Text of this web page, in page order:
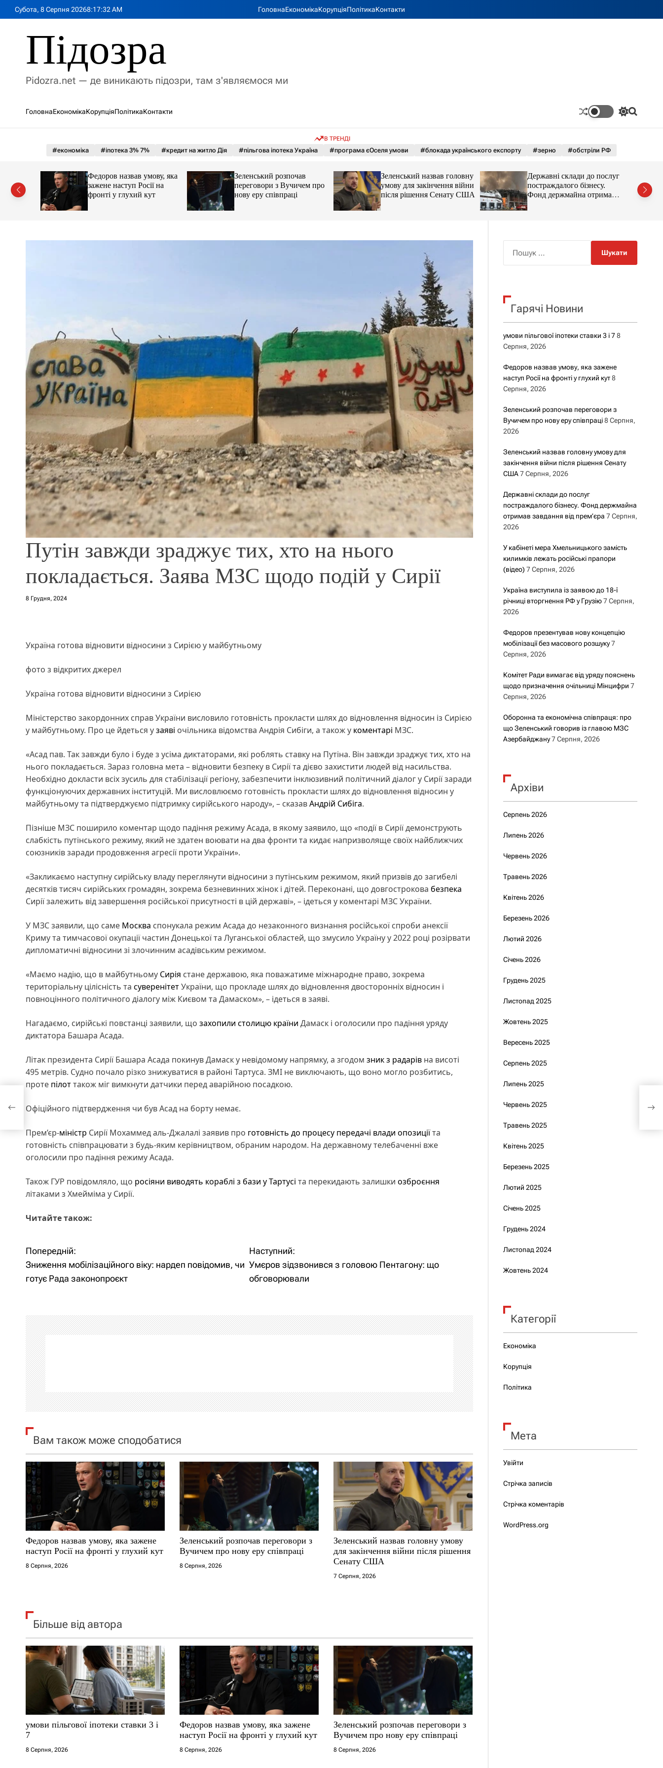
Субота, 8 Серпня 20268:17:33 AM ГоловнаЕкономікаКорупціяПолітикаКонтакти
Підозра
Pidozra.net — де виникають підозри, там з'являємося ми
ГоловнаЕкономікаКорупціяПолітикаКонтакти
П
м
а
о
о
в
о
г
у
П
В ТРЕНДІ
#економіка #іпотека 3% 7% #кредит на житло Дія #пільгова іпотека Україна #програма єОселя умови #блокада українського експорту #зерно #обстріли РФ
Федоров назвав умову, яка
зажене наступ Росії на
фронті у глухий кут
Зеленський розпочав
переговори з Вучичем про
нову еру співпраці
Зеленський назвав головну
умову для закінчення війни
після рішення Сенату США
Державні склади до послуг
постраждалого бізнесу.
Фонд держмайна отримав
завдання від прем’єра
Путін завжди зраджує тих, хто на нього
покладається. Заява МЗС щодо подій у Сирії
8 Грудня, 2024
Україна готова відновити відносини з Сирією у майбутньому
фото з відкритих джерел
Україна готова відновити відносини з Сирією
Міністерство закордонних справ України висловило готовність прокласти шлях до відновлення відносин із Сирією
у майбутньому. Про це йдеться узаяві очільника відомства Андрія Сибіги, а також у коментарі МЗС.
«Асад пав. Так завжди було і буде з усіма диктаторами, які роблять ставку на Путіна. Він завжди зраджує тих, хто на
нього покладається. Зараз головна мета – відновити безпеку в Сирії та дієво захистити людей від насильства.
Необхідно докласти всіх зусиль для стабілізації регіону, забезпечити інклюзивний політичний діалог у Сирії заради
функціонуючих державних інституцій. Ми висловлюємо готовність прокласти шлях до відновлення відносин у
майбутньому та підтверджуємо підтримку сирійського народу», – сказавАндрій Сибіга.
Пізніше МЗС поширило коментар щодо падіння режиму Асада, в якому заявило, що «події в Сирії демонструють
слабкість путінського режиму, який не здатен воювати на два фронти та кидає напризволяще своїх найближчих
союзників заради продовження агресії проти України».
«Закликаємо наступну сирійську владу переглянути відносини з путінським режимом, який призвів до загибелі
десятків тисяч сирійських громадян, зокрема безневинних жінок і дітей. Переконані, що довгострокова безпека
Сирії залежить від завершення російської присутності в цій державі», – ідеться у коментарі МЗС України.
У МЗС заявили, що саме Москва спонукала режим Асада до незаконного визнання російської спроби анексії
Криму та тимчасової окупації частин Донецької та Луганської областей, що змусило Україну у 2022 році розірвати
дипломатичні відносини зі злочинним асадівським режимом.
«Маємо надію, що в майбутньому Сирія стане державою, яка поважатиме міжнародне право, зокрема
територіальну цілісність та суверенітетУкраїни, що прокладе шлях до відновлення двосторонніх відносин і
повноцінного політичного діалогу між Києвом та Дамаском», – ідеться в заяві.
Нагадаємо, сирійські повстанці заявили, що захопили столицю країни Дамаск і оголосили про падіння уряду
диктатора Башара Асада.
Літак президента Сирії Башара Асада покинув Дамаск у невідомому напрямку, а згодом зник з радарів на висоті
495 метрів. Судно почало різко знижуватися в районі Тартуса. ЗМІ не виключають, що воно могло розбитись,
проте пілоттакож міг вимкнути датчики перед аварійною посадкою.
Офіційного підтвердження чи був Асад на борту немає.
Прем’єр-міністр Сирії Мохаммед аль-Джалалі заявив про готовність до процесу передачі влади опозиціїта
готовність співпрацювати з будь-яким керівництвом, обраним народом. На державному телебаченні вже
оголосили про падіння режиму Асада.
Також ГУР повідомляло, що росіяни виводять кораблі з бази у Тартусі та перекидають залишки озброєння
літаками з Хмейміма у Сирії.
Читайте також:
Н
а
і
г
а
ц
і
я
а
п
и
с
і
в
Попередній:
Зниження мобілізаційного віку: нардеп повідомив, чи
готує Рада законопроєкт
Наступний:
Умєров зідзвонився з головою Пентагону: що
обговорювали
Вам також може сподобатися
Федоров назвав умову, яка зажене
наступ Росії на фронті у глухий кут
8 Серпня, 2026
Зеленський розпочав переговори з
Вучичем про нову еру співпраці
8 Серпня, 2026
Зеленський назвав головну умову
для закінчення війни після рішення
Сенату США
7 Серпня, 2026
Більше від автора
умови пільгової іпотеки ставки 3 і
7
8 Серпня, 2026
Федоров назвав умову, яка зажене
наступ Росії на фронті у глухий кут
8 Серпня, 2026
Зеленський розпочав переговори з
Вучичем про нову еру співпраці
8 Серпня, 2026
к
Гарячі Новини
умови пільгової іпотеки ставки 3 і 7 8
Серпня, 2026
Федоров назвав умову, яка зажене
наступ Росії на фронті у глухий кут 8
Серпня, 2026
Зеленський розпочав переговори з
Вучичем про нову еру співпраці 8 Серпня,
2026
Зеленський назвав головну умову для
закінчення війни після рішення Сенату
США 7 Серпня, 2026
Державні склади до послуг
постраждалого бізнесу. Фонд держмайна
отримав завдання від прем’єра 7 Серпня,
2026
У кабінеті мера Хмельницького замість
килимків лежать російські прапори
(відео) 7 Серпня, 2026
Україна виступила із заявою до 18-ї
річниці вторгнення РФ у Грузію 7 Серпня,
2026
Федоров презентував нову концепцію
мобілізації без масового розшуку 7
Серпня, 2026
Комітет Ради вимагає від уряду пояснень
щодо призначення очільниці Мінцифри 7
Серпня, 2026
Оборонна та економічна співпраця: про
що Зеленський говорив із главою МЗС
Азербайджану 7 Серпня, 2026
Архіви
Серпень 2026
Липень 2026
Червень 2026
Травень 2026
Квітень 2026
Березень 2026
Лютий 2026
Січень 2026
Грудень 2025
Листопад 2025
Жовтень 2025
Вересень 2025
Серпень 2025
Липень 2025
Червень 2025
Травень 2025
Квітень 2025
Березень 2025
Лютий 2025
Січень 2025
Грудень 2024
Листопад 2024
Жовтень 2024
Категорії
Економіка
Корупція
Політика
Мета
Увійти
Стрічка записів
Стрічка коментарів
WordPress.org